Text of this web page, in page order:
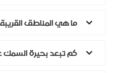
ما هي المناطق
كم تبعد بحيرة السمك